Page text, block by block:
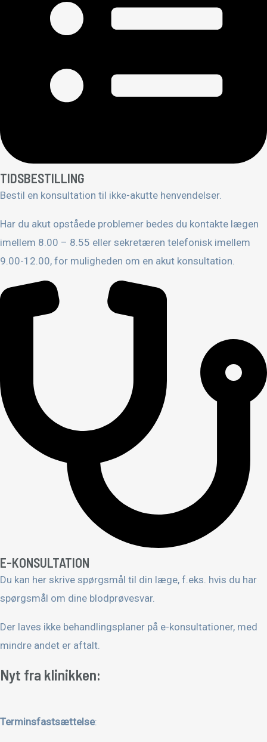
TIDSBESTILLING
Bestil en konsultation til ikke-akutte henvendelser.
Har du akut opståede problemer bedes du kontakte lægen
imellem 8.00 – 8.55 eller sekretæren telefonisk imellem
9.00-12.00, for muligheden om en akut konsultation.
E-KONSULTATION
Du kan her skrive spørgsmål til din læge, f.eks. hvis du har
spørgsmål om dine blodprøvesvar.
Der laves ikke behandlingsplaner på e-konsultationer, med
mindre andet er aftalt.
Nyt fra klinikken:
Terminsfastsættelse: